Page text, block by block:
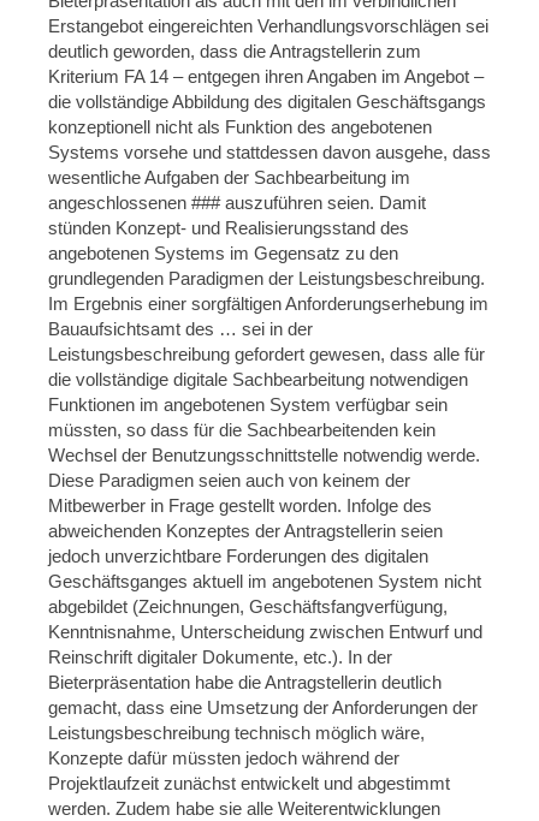
Erstangebot eingereichten Verhandlungsvorschlägen sei
deutlich geworden, dass die Antragstellerin zum
Kriterium FA 14 – entgegen ihren Angaben im Angebot –
die vollständige Abbildung des digitalen Geschäftsgangs
konzeptionell nicht als Funktion des angebotenen
Systems vorsehe und stattdessen davon ausgehe, dass
wesentliche Aufgaben der Sachbearbeitung im
angeschlossenen ### auszuführen seien. Damit
stünden Konzept- und Realisierungsstand des
angebotenen Systems im Gegensatz zu den
grundlegenden Paradigmen der Leistungsbeschreibung.
Im Ergebnis einer sorgfältigen Anforderungserhebung im
Bauaufsichtsamt des … sei in der
Leistungsbeschreibung gefordert gewesen, dass alle für
die vollständige digitale Sachbearbeitung notwendigen
Funktionen im angebotenen System verfügbar sein
müssten, so dass für die Sachbearbeitenden kein
Wechsel der Benutzungsschnittstelle notwendig werde.
Diese Paradigmen seien auch von keinem der
Mitbewerber in Frage gestellt worden. Infolge des
abweichenden Konzeptes der Antragstellerin seien
jedoch unverzichtbare Forderungen des digitalen
Geschäftsganges aktuell im angebotenen System nicht
abgebildet (Zeichnungen, Geschäftsfangverfügung,
Kenntnisnahme, Unterscheidung zwischen Entwurf und
Reinschrift digitaler Dokumente, etc.). In der
Bieterpräsentation habe die Antragstellerin deutlich
gemacht, dass eine Umsetzung der Anforderungen der
Leistungsbeschreibung technisch möglich wäre,
Konzepte dafür müssten jedoch während der
Projektlaufzeit zunächst entwickelt und abgestimmt
werden. Zudem habe sie alle Weiterentwicklungen